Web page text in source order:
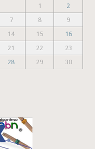
1
2
7 8
9
14 15
16
21 22
23
28 29 30